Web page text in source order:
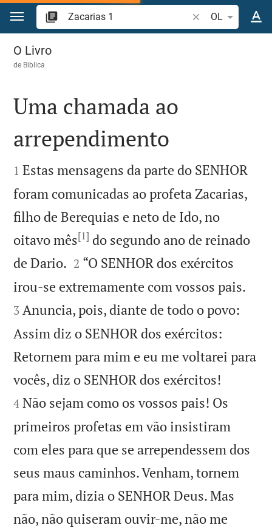
Ir para o conteúdo
Pesquise
OL
Zacarias 1
O Livro
de Biblica

Uma chamada ao
arrependimento

1 Estas mensagens da parte do SENHOR
foram comunicadas ao profeta Zacarias,
filho de Berequias e neto de Ido, no
oitavo mês[1] do segundo ano de reinado
de Dario. 

2 “O SENHOR dos exércitos
irou-se extremamente com vossos pais.
3 Anuncia, pois, diante de todo o povo:
Assim diz o SENHOR dos exércitos:
Retornem para mim e eu me voltarei para
vocês, diz o SENHOR dos exércitos!
4 Não sejam como os vossos pais! Os
primeiros profetas em vão insistiram
com eles para que se arrependessem dos
seus maus caminhos. Venham, tornem
para mim, dizia o SENHOR Deus. Mas
não, não quiseram ouvir-me, não me